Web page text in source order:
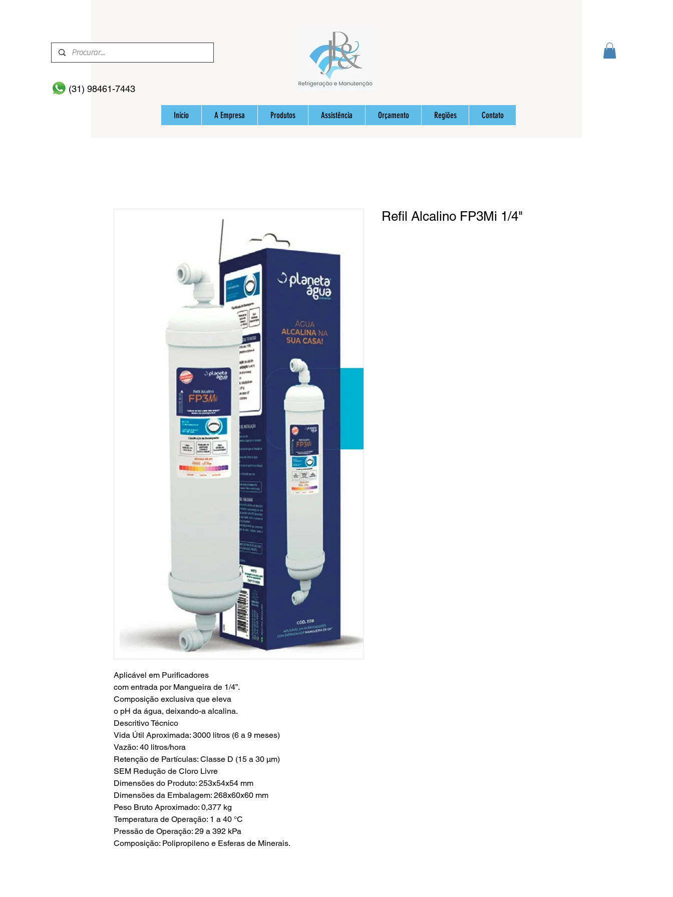
(31) 98461-7443
Início A Empresa Produtos Assistência Orçamento Regiões Contato
Aplicável em Purificadores
com entrada por Mangueira de 1/4”.
Composição exclusiva que eleva
o pH da água, deixando-a alcalina.
Descritivo Técnico
Vida Útil Aproximada: 3000 litros (6 a 9 meses)
Vazão: 40 litros/hora
Retenção de Partículas: Classe D (15 a 30 µm)
SEM Redução de Cloro Livre
Dimensões do Produto: 253x54x54 mm
Dimensões da Embalagem: 268x60x60 mm
Peso Bruto Aproximado: 0,377 kg
Temperatura de Operação: 1 a 40 °C
Pressão de Operação: 29 a 392 kPa
Composição: Polipropileno e Esferas de Minerais.
Refil Alcalino FP3Mi 1/4"